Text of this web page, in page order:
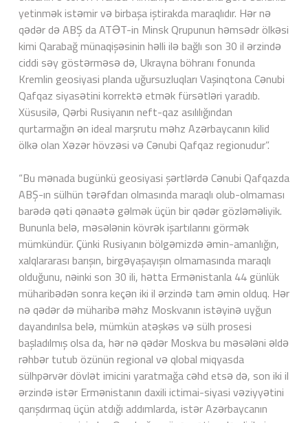
yetinmək istəmir və birbaşa iştirakda maraqlıdır. Hər nə
qədər də ABŞ da ATƏT-in Minsk Qrupunun həmsədr ölkəsi
kimi Qarabağ münaqişəsinin həlli ilə bağlı son 30 il ərzində
ciddi səy göstərməsə də, Ukrayna böhranı fonunda
Kremlin geosiyasi planda uğursuzluqları Vaşinqtona Cənubi
Qafqaz siyasətini korrektə etmək fürsətləri yaradıb.
Xüsusilə, Qərbi Rusiyanın neft-qaz asılılığından
qurtarmağın ən ideal marşrutu məhz Azərbaycanın kilid
ölkə olan Xəzər hövzəsi və Cənubi Qafqaz regionudur”.
“Bu mənada bugünkü geosiyasi şərtlərdə Cənubi Qafqazda
ABŞ-ın sülhün tərəfdarı olmasında maraqlı olub-olmaması
barədə qəti qənaətə gəlmək üçün bir qədər gözləməliyik.
Bununla belə, məsələnin kövrək işartılarını görmək
mümkündür. Çünki Rusiyanın bölgəmizdə əmin-amanlığın,
xalqlararası barışın, birgəyaşayışın olmamasında maraqlı
olduğunu, nəinki son 30 ili, hətta Ermənistanla 44 günlük
müharibədən sonra keçən iki il ərzində tam əmin olduq. Hər
nə qədər də müharibə məhz Moskvanın istəyinə uyğun
dayandırılsa belə, mümkün atəşkəs və sülh prosesi
başladılmış olsa da, hər nə qədər Moskva bu məsələni əldə
rəhbər tutub özünün regional və qlobal miqyasda
sülhpərvər dövlət imicini yaratmağa cəhd etsə də, son iki il
ərzində istər Ermənistanın daxili ictimai-siyasi vəziyyətini
qarışdırmaq üçün atdığı addımlarda, istər Azərbaycanın